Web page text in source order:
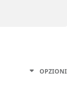
OPZIONI